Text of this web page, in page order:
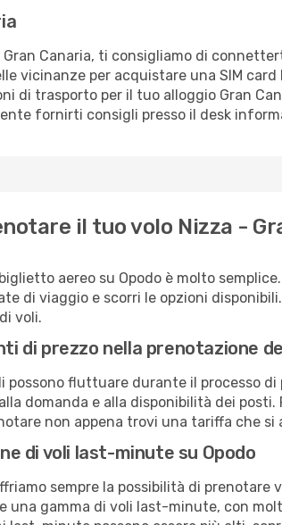
Canaria, ti consigliamo di
vicinanze per acquistare una SIM
di trasporto per il tuo alloggio Gran
fornirti consigli presso il desk
il tuo volo Nizza -
aereo su Opodo è molto
di viaggio e scorri le opzioni
voli.
di prezzo nella prenotazione
possono fluttuare durante il processo
domanda e alla disponibilità dei
non appena trovi una tariffa che
di voli last-minute su Opodo
sempre la possibilità di
una gamma di voli last-minute, con